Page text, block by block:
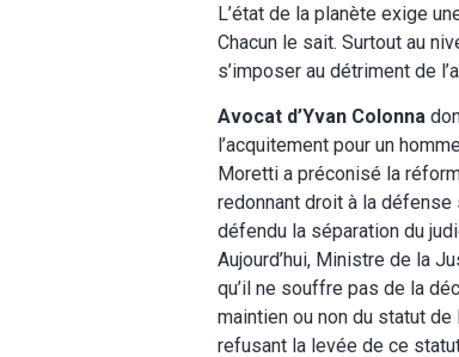
L’état de la planète exige
Chacun le sait. Surtout au
s’imposer au détriment de
Avocat d’Yvan Colonna
l’acquitement pour un
Moretti a préconisé la
redonnant droit à la
défendu la séparation du
Aujourd’hui, Ministre de la
qu’il ne souffre pas de la
maintien ou non du statut de
refusant la levée de ce